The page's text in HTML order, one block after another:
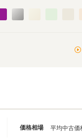
価格相場 平均中古価